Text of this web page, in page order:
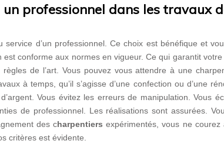
professionnel dans les travaux
service d’un professionnel. Ce choix est bénéfique et
est conforme aux normes en vigueur. Ce qui garantit
de l’art. Vous pouvez vous attendre à une
à temps, qu’il s’agisse d’une confection ou d’une
Vous évitez les erreurs de manipulation. Vous
de professionnel. Les réalisations sont assurées.
des charpentiersexpérimentés, vous ne courez
critères est évidente.